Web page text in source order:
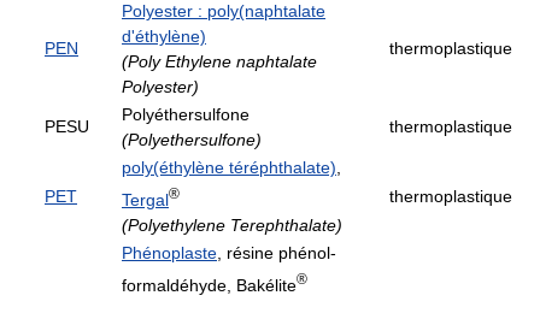
PEN
Polyester : poly(naphtalate
d'éthylène)
(Poly Ethylene naphtalate
Polyester)
thermoplastique
PESU
Polyéthersulfone
(Polyethersulfone)
thermoplastique
PET
poly(éthylène téréphthalate)
Tergal®
(Polyethylene Terephthalate)
thermoplastique
Phénoplaste , résine phénol-
formaldéhyde, Bakélite®